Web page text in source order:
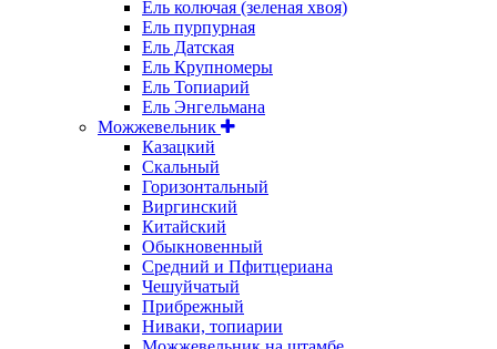
Ель колючая (зеленая хвоя)
Ель пурпурная
Ель Датская
Ель Крупномеры
Ель Топиарий
Ель Энгельмана
Можжевельник
Казацкий
Скальный
Горизонтальный
Виргинский
Китайский
Обыкновенный
Средний и Пфитцериана
Чешуйчатый
Прибрежный
Ниваки, топиарии